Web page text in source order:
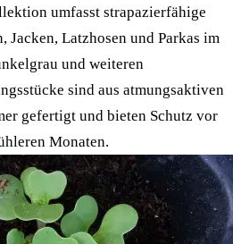
umfasst strapazierfähige
Jacken, Latzhosen und Parkas im
und weiteren
sind aus atmungsaktiven
gefertigt und bieten Schutz vor
Monaten.